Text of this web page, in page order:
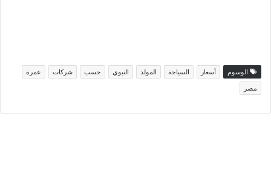
الوسوم أسعار السياحة المولد النبوي حسب شركات
عمرة
مصر